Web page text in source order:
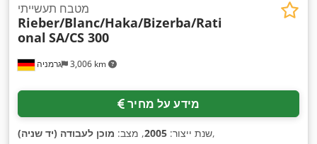
גרמניה 3,006 km
מטבח תעשייתי
Rieber/Blanc/Haka/Bizerba/Rati
onal SA/CS 300
מידע על מחיר
שנת ייצור: 2005, מצב: מוכן לעבודה (יד שניה) ,